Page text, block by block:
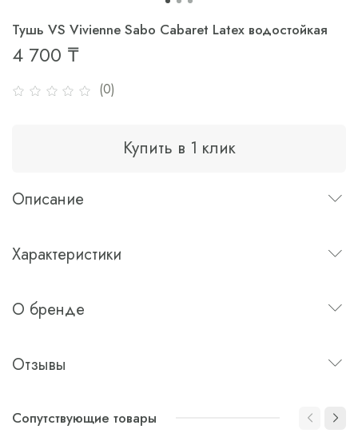
(0)
Тушь VS Vivienne Sabo Cabaret Latex водостойкая
4 700 ₸
Купить в 1 клик
Описание
Характеристики
О бренде
Отзывы
Сопутствующие товары